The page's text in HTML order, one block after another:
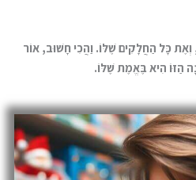
כָּל הַחֲלָקִים שֶׁלּוֹ. וַהֲכִי חָשׁוּב, אוֹר
הַזּוֹ הִיא בֶּאֱמֶת שֶׁלּוֹ.